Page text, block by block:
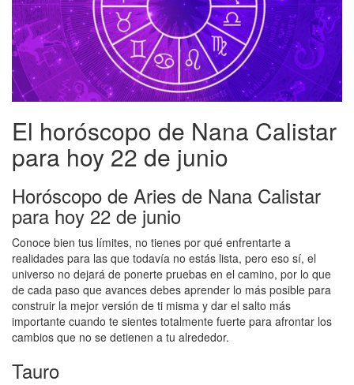
El horóscopo de Nana Calistar
para hoy 22 de junio
Horóscopo de Aries de Nana Calistar
para hoy 22 de junio
Conoce bien tus límites, no tienes por qué enfrentarte a
realidades para las que todavía no estás lista, pero eso sí, el
universo no dejará de ponerte pruebas en el camino, por lo que
de cada paso que avances debes aprender lo más posible para
construir la mejor versión de ti misma y dar el salto más
importante cuando te sientes totalmente fuerte para afrontar los
cambios que no se detienen a tu alrededor.
Tauro